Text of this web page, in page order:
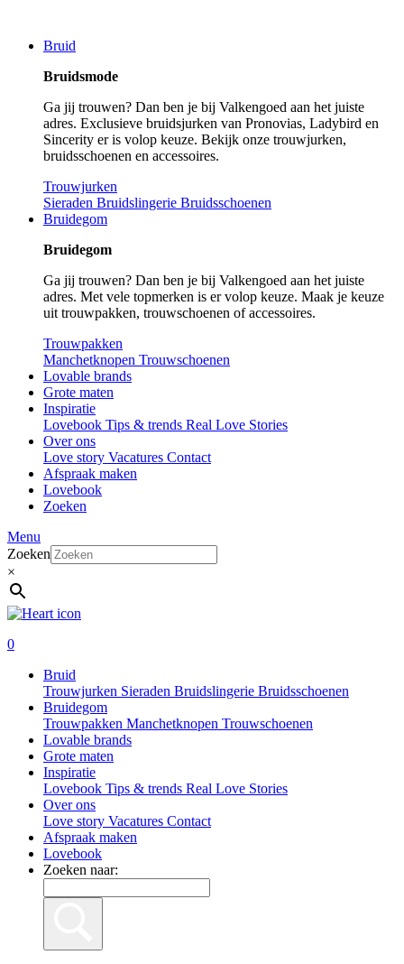
Bruid
Bruidsmode
Ga jij trouwen? Dan ben je bij Valkengoed aan het juiste
adres. Exclusieve bruidsjurken van Pronovias, Ladybird en
Sincerity er is volop keuze. Bekijk onze trouwjurken,
bruidsschoenen en accessoires.
Trouwjurken
Sieraden Bruidslingerie Bruidsschoenen
Bruidegom
Bruidegom
Ga jij trouwen? Dan ben je bij Valkengoed aan het juiste
adres. Met vele topmerken is er volop keuze. Maak je keuze
uit trouwpakken, trouwschoenen of accessoires.
Trouwpakken
Manchetknopen Trouwschoenen
Lovable brands
Grote maten
Inspiratie
Lovebook Tips & trends Real Love Stories
Over ons
Love story Vacatures Contact
Afspraak maken
Lovebook
Zoeken
Menu
Zoeken
×
0
Bruid
Trouwjurken Sieraden Bruidslingerie Bruidsschoenen
Bruidegom
Trouwpakken Manchetknopen Trouwschoenen
Lovable brands
Grote maten
Inspiratie
Lovebook Tips & trends Real Love Stories
Over ons
Love story Vacatures Contact
Afspraak maken
Lovebook
Zoeken naar: